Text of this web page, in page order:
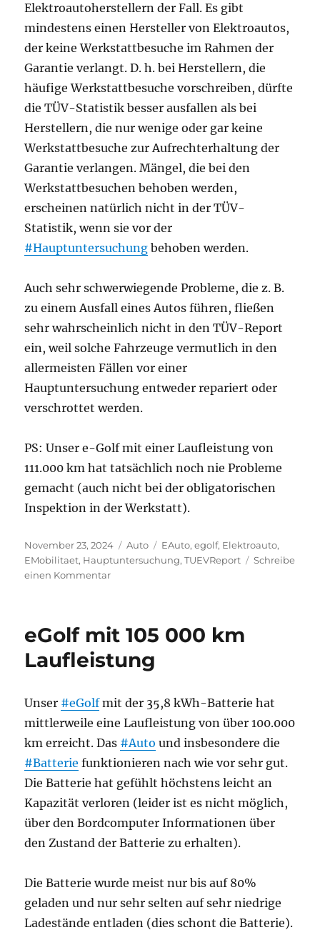
Elektroautoherstellern der Fall. Es gibt
mindestens einen Hersteller von Elektroautos,
der keine Werkstattbesuche im Rahmen der
Garantie verlangt. D. h. bei Herstellern, die
häufige Werkstattbesuche vorschreiben, dürfte
die TÜV-Statistik besser ausfallen als bei
Herstellern, die nur wenige oder gar keine
Werkstattbesuche zur Aufrechterhaltung der
Garantie verlangen. Mängel, die bei den
Werkstattbesuchen behoben werden,
erscheinen natürlich nicht in der TÜV-
Statistik, wenn sie vor der
#Hauptuntersuchung behoben werden.
Auch sehr schwerwiegende Probleme, die z. B.
zu einem Ausfall eines Autos führen, fließen
sehr wahrscheinlich nicht in den TÜV-Report
ein, weil solche Fahrzeuge vermutlich in den
allermeisten Fällen vor einer
Hauptuntersuchung entweder repariert oder
verschrottet werden.
PS: Unser e-Golf mit einer Laufleistung von
111.000 km hat tatsächlich noch nie Probleme
gemacht (auch nicht bei der obligatorischen
Inspektion in der Werkstatt).
Veröffentlicht
am
November 23, 2024 Kategorien
Auto Schlagwörter
EAuto,egolf, Elektroauto,
EMobilitaet, Hauptuntersuchung,TUEVReport
Schreibe
einen Kommentarzu
Reports
E-
E.
begrenzt
eGolf mit 105 000 km
Laufleistung
Unser #eGolfmit der 35,8 kWh-Batterie hat
mittlerweile eine Laufleistung von über 100.000
km erreicht. Das #Auto und insbesondere die
#Batterie funktionieren nach wie vor sehr gut.
Die Batterie hat gefühlt höchstens leicht an
Kapazität verloren (leider ist es nicht möglich,
über den Bordcomputer Informationen über
den Zustand der Batterie zu erhalten).
Die Batterie wurde meist nur bis auf 80%
geladen und nur sehr selten auf sehr niedrige
Ladestände entladen (dies schont die Batterie).